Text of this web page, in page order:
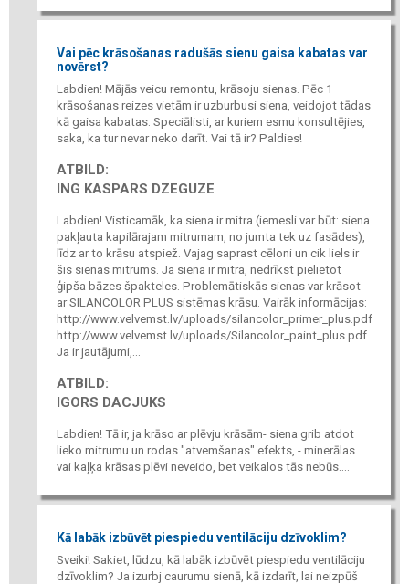
Vai pēc krāsošanas radušās sienu gaisa kabatas var
novērst?
Labdien! Mājās veicu remontu, krāsoju sienas. Pēc 1
krāsošanas reizes vietām ir uzburbusi siena, veidojot tādas
kā gaisa kabatas. Speciālisti, ar kuriem esmu konsultējies,
saka, ka tur nevar neko darīt. Vai tā ir? Paldies!
ATBILD:
ING KASPARS DZEGUZE
Labdien! Visticamāk, ka siena ir mitra (iemesli var būt: siena
pakļauta kapilārajam mitrumam, no jumta tek uz fasādes),
līdz ar to krāsu atspiež. Vajag saprast cēloni un cik liels ir
šis sienas mitrums. Ja siena ir mitra, nedrīkst pielietot
ģipša bāzes špakteles. Problemātiskās sienas var krāsot
ar SILANCOLOR PLUS sistēmas krāsu. Vairāk informācijas:
http://www.velvemst.lv/uploads/silancolor_primer_plus.pdf
http://www.velvemst.lv/uploads/Silancolor_paint_plus.pdf
Ja ir jautājumi,...
ATBILD:
IGORS DACJUKS
Labdien! Tā ir, ja krāso ar plēvju krāsām- siena grib atdot
lieko mitrumu un rodas "atvemšanas" efekts, - minerālas
vai kaļķa krāsas plēvi neveido, bet veikalos tās nebūs....
Kā labāk izbūvēt piespiedu ventilāciju dzīvoklim?
Sveiki! Sakiet, lūdzu, kā labāk izbūvēt piespiedu ventilāciju
dzīvoklim? Ja izurbj caurumu sienā, kā izdarīt, lai neizpūš